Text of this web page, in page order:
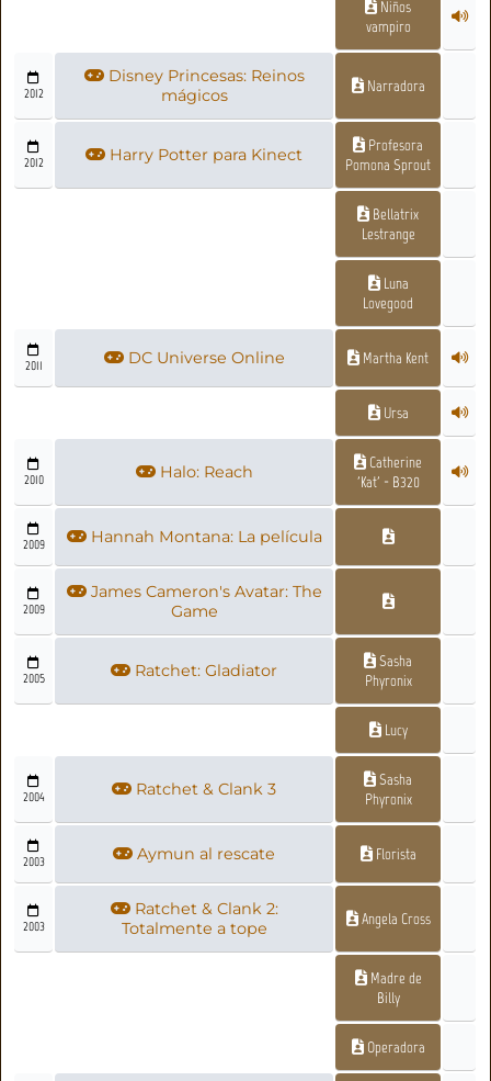
Niños
vampiro
2012
Disney Princesas: Reinos
mágicos
Narradora
2012 Harry Potter para Kinect
Profesora
Pomona Sprout
Bellatrix
Lestrange
Luna
Lovegood
2011 DC Universe Online Martha Kent
Ursa
2010 Halo: Reach
Catherine
'Kat' - B320
2009 Hannah Montana: La película
2009
James Cameron's Avatar: The
Game
2005 Ratchet: Gladiator
Sasha
Phyronix
Lucy
2004 Ratchet & Clank 3
Sasha
Phyronix
2003 Aymun al rescate Florista
2003
Ratchet & Clank 2:
Totalmente a tope
Angela Cross
Madre de
Billy
Operadora